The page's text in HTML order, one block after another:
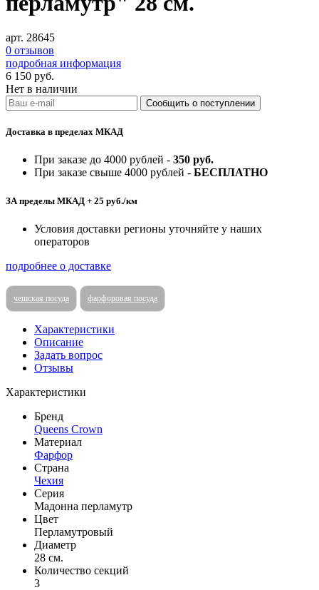
арт. 28645
0 отзывов
подробная информация
6 150 руб.
Нет в наличии
Доставка в пределах МКАД
При заказе до 4000 рублей - 350 руб.
При заказе свыше 4000 рублей - БЕСПЛАТНО
ЗА пределы МКАД + 25 руб./км
Условия доставки регионы уточняйте у наших
операторов
подробнее о доставке
чешская посуда фарфоровая посуда
Характеристики
Описание
Задать вопрос
Отзывы
Характеристики
Бренд
Queens Crown
Материал
Фарфор
Страна
Чехия
Серия
Мадонна перламутр
Цвет
Перламутровый
Диаметр
28 см.
Количество секций
3